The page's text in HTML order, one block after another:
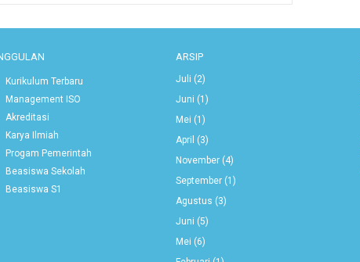
Kurikulum Terbaru
Management ISO
Akreditasi
Karya Ilmiah
Progam Pemerintah
Beasiswa Sekolah
Beasiswa S1
ARSIP
Juli (2)
Juni (1)
Mei (1)
April (3)
November(4)
September(1)
Agustus (3)
Juni (5)
Mei (6)